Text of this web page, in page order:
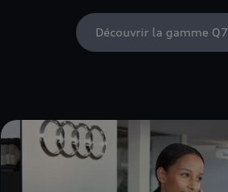
Découvrir la gamme Q7